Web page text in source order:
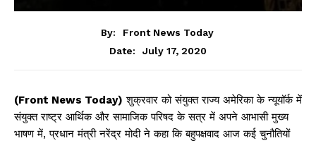
By:
Front News Today
Date:
July 17, 2020
(Front News Today) शुक्रवार को संयुक्त राज्य अमेरिका के न्यूयॉर्क में
संयुक्त राष्ट्र आर्थिक और सामाजिक परिषद के सत्र में अपने आभासी मुख्य
भाषण में, प्रधान मंत्री नरेंद्र मोदी ने कहा कि बहुपक्षवाद आज कई चुनौतियों